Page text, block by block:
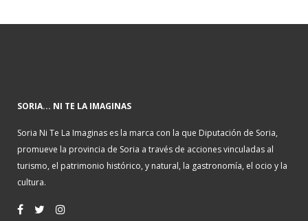
SORIA... NI TE LA IMAGINAS
Soria Ni Te La Imaginas es la marca con la que Diputación de Soria,
promueve la provincia de Soria a través de acciones vinculadas al
turismo, el patrimonio histórico, y natural, la gastronomía, el ocio y la
cultura.